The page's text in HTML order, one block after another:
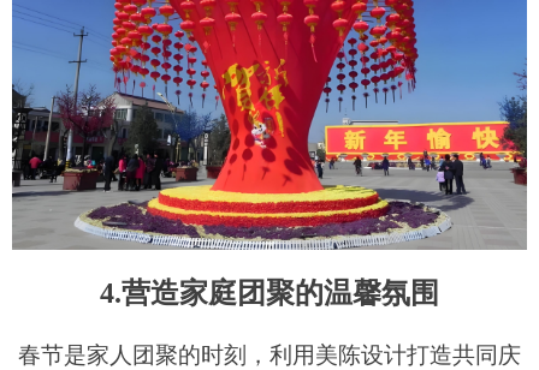
4.营造家庭团聚的温馨氛围
春节是家人团聚的时刻，利用美陈设计打造共同庆